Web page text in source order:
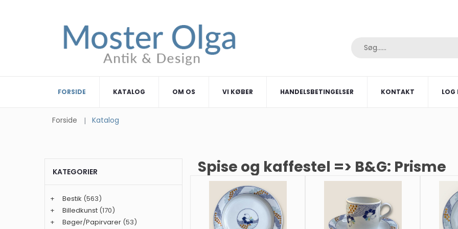
FORSIDE KATALOG OM OS VI KØBER HANDELSBETINGELSER KONTAKT LOG
Forside Katalog
Spise og kaffestel => B&G: Prisme
KATEGORIER
+ Bestik (563)
+
Billedkunst (170)
+
Bøger/Papirvarer (53)